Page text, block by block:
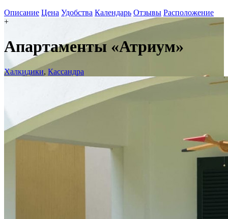
Описание Цена Удобства Календарь Отзывы Расположение
+
Апартаменты «Атриум»
Халкидики, Кассандра